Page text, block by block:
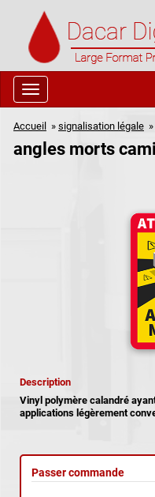
Accueil » signalisation légale »
angles morts
Description
Vinyl polymère calandré
applications légèrement
Passer commande